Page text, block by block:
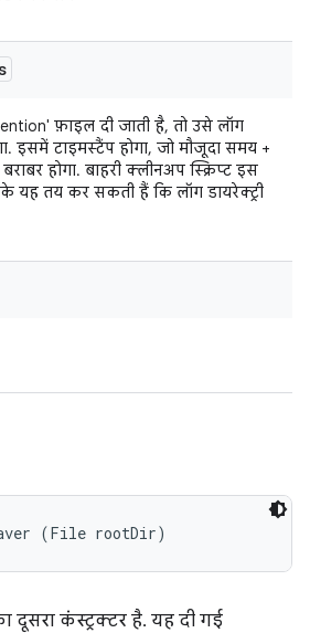
फ़ाइल दी जाती है, तो उसे लॉग
इसमें टाइमस्टैंप होगा, जो मौजूदा समय +
होगा. बाहरी क्लीनअप स्क्रिप्ट इस
यह तय कर सकती हैं कि लॉग डायरेक्ट्री
(File rootDir)
दूसरा कंस्ट्रक्टर है. यह दी गई